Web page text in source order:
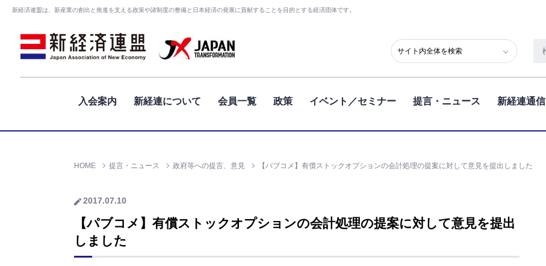
新経済連盟は、新産業の創出と推進を支える政策や諸制度の整備と日本経済の発展に貢献することを目的とする経済団体です。
入会案内 新経連について 会員一覧 政策 イベント／セミナー 提言・ニュース 新経連通信
HOME 提言・ニュース 政府等への提言、意見 【パブコメ】有償ストックオプションの会計処理の提案に対して意見を提出しました
2017.07.10
【パブコメ】有償ストックオプションの会計処理の提案に対して意見を提出
しました